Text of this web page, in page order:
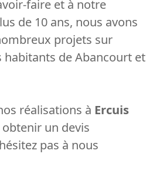
faire et à notre
de 10 ans, nous avons
projets sur
habitants de Abancourt et
réalisations à Ercuis
un devis
pas à nous